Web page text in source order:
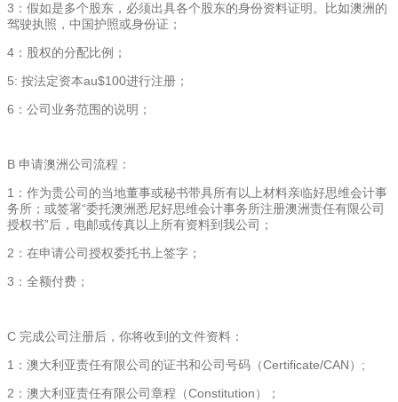
3：假如是多个股东，必须出具各个股东的身份资料证明。比如澳洲的
驾驶执照，中国护照或身份证；
4：股权的分配比例；
5: 按法定资本au$100进行注册；
6：公司业务范围的说明；
B 申请澳洲公司流程：
1：作为贵公司的当地董事或秘书带具所有以上材料亲临好思维会计事
务所；或签署“委托澳洲悉尼好思维会计事务所注册澳洲责任有限公司
授权书”后，电邮或传真以上所有资料到我公司；
2：在申请公司授权委托书上签字；
3：全额付费；
C 完成公司注册后，你将收到的文件资料：
1：澳大利亚责任有限公司的证书和公司号码（Certificate/CAN）;
2：澳大利亚责任有限公司章程（Constitution）；